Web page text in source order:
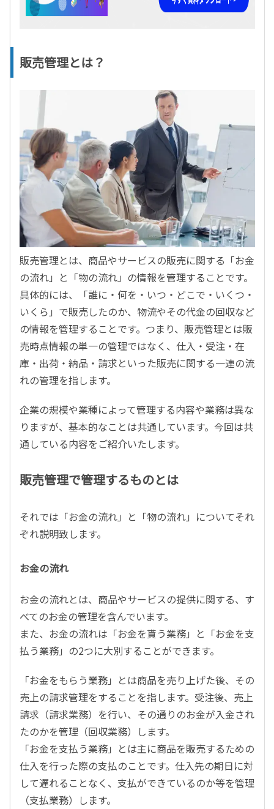
販売管理とは？
販売管理とは、商品やサービスの販売に関する「お金
の流れ」と「物の流れ」の情報を管理することです。
具体的には、「誰に・何を・いつ・どこで・いくつ・
いくら」で販売したのか、物流やその代金の回収など
の情報を管理することです。つまり、販売管理とは販
売時点情報の単一の管理ではなく、仕入・受注・在
庫・出荷・納品・請求といった販売に関する一連の流
れの管理を指します。
企業の規模や業種によって管理する内容や業務は異な
りますが、基本的なことは共通しています。今回は共
通している内容をご紹介いたします。
販売管理で管理するものとは
それでは「お金の流れ」と「物の流れ」についてそれ
ぞれ説明致します。
お金の流れ
お金の流れとは、商品やサービスの提供に関する、す
べてのお金の管理を含んでいます。
また、お金の流れは「お金を貰う業務」と「お金を支
払う業務」の2つに大別することができます。
「お金をもらう業務」とは商品を売り上げた後、その
売上の請求管理をすることを指します。受注後、売上
請求（請求業務）を行い、その通りのお金が入金され
たのかを管理（回収業務）します。
「お金を支払う業務」とは主に商品を販売するための
仕入を行った際の支払のことです。仕入先の期日に対
して遅れることなく、支払ができているのか等を管理
（支払業務）します。